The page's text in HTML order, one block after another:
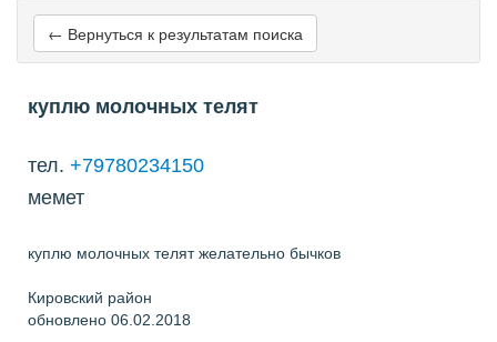
← Вернуться к результатам поиска
куплю молочных телят
тел. +79780234150
мемет
куплю молочных телят желательно бычков
Кировский район
обновлено 06.02.2018